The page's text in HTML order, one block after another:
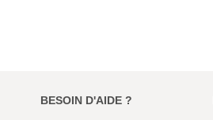
BESOIN D'AIDE ?